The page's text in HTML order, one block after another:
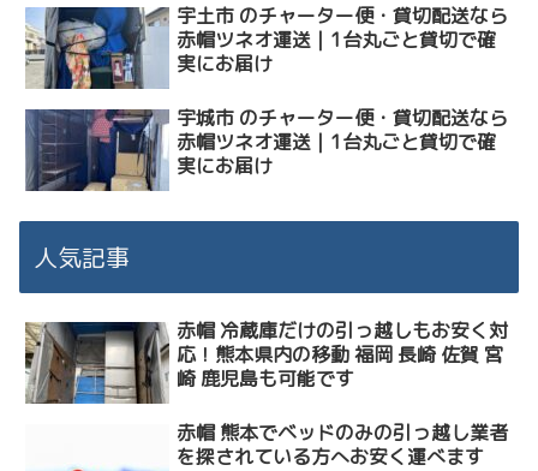
宇土市 のチャーター便・貸切配送なら
赤帽ツネオ運送｜1台丸ごと貸切で確
実にお届け
宇城市 のチャーター便・貸切配送なら
赤帽ツネオ運送｜1台丸ごと貸切で確
実にお届け
人気記事
赤帽 冷蔵庫だけの引っ越しもお安く対
応！熊本県内の移動 福岡 長崎 佐賀 宮
崎 鹿児島も可能です
赤帽 熊本でベッドのみの引っ越し業者
を探されている方へお安く運べます